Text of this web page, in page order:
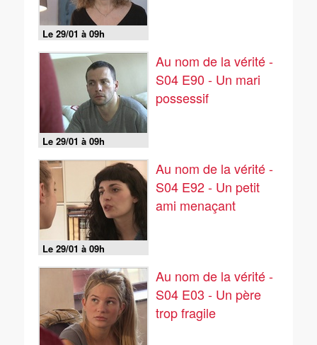
Le 29/01 à 09h
Le 29/01 à 09h
Au nom de la vérité -
S04 E90 - Un mari
possessif
Le 29/01 à 09h
Au nom de la vérité -
S04 E92 - Un petit
ami menaçant
Au nom de la vérité -
S04 E03 - Un père
trop fragile